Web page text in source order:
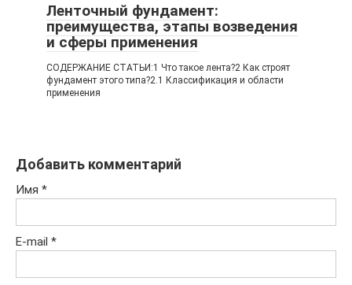
Ленточный фундамент:
преимущества, этапы возведения
и сферы применения
СОДЕРЖАНИЕ СТАТЬИ:1 Что такое лента?2 Как строят
фундамент этого типа?2.1 Классификация и области
применения
Добавить комментарий
Имя *
E-mail *